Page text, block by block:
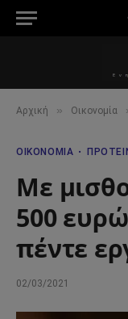
Αρχική » Οικονομία
ΟΙΚΟΝΟΜΊΑ
Με
500
πέντε
02/03/2021